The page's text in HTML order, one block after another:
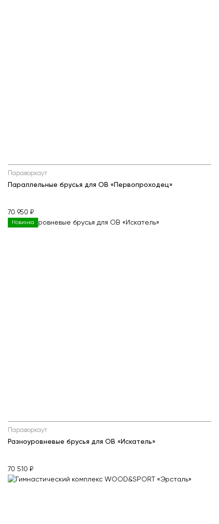
Параворкаут
Параллельные брусья для ОВ «Первопроходец»
70 950 ₽
Новинка
Параворкаут
Разноуровневые брусья для ОВ «Искатель»
70 510 ₽